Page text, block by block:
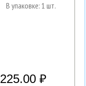
В упаковке: 1 шт.
225.00